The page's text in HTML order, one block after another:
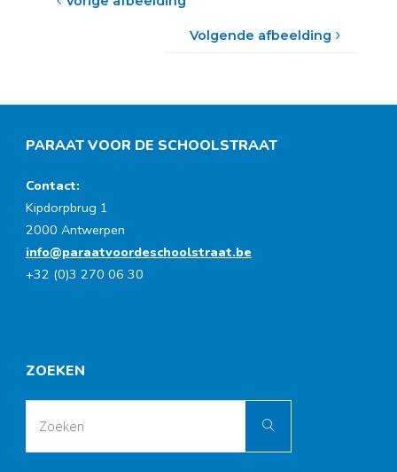
Volgende afbeelding
PARAAT VOOR DE SCHOOLSTRAAT
Contact:
Kipdorpbrug 1
2000 Antwerpen
info@paraatvoordeschoolstraat.be
+32 (0)3 270 06 30
ZOEKEN
Zoeken